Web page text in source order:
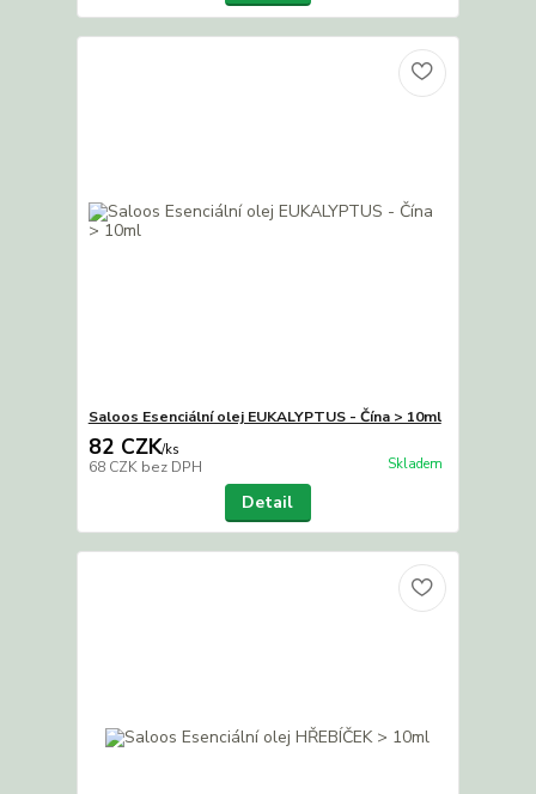
Saloos Esenciální olej EUKALYPTUS - Čína > 10ml
82 CZK/ks
68 CZK bez DPH Skladem
Detail